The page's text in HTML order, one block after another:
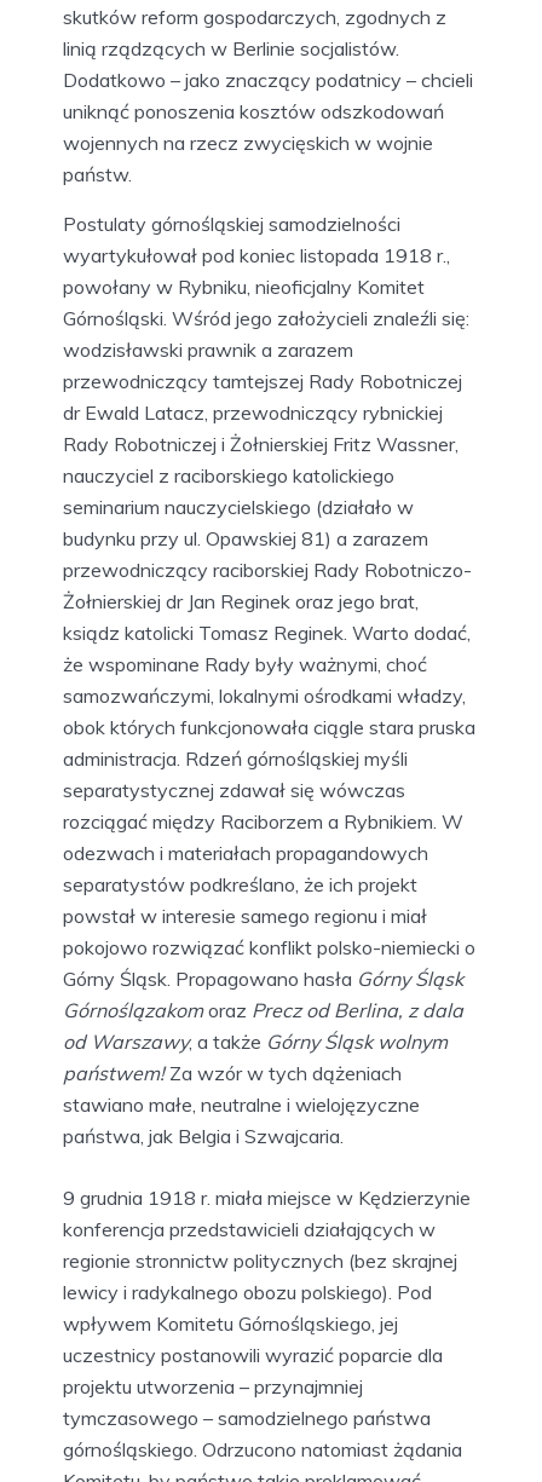
skutków reform gospodarczych, zgodnych z
linią rządzących w Berlinie socjalistów.
Dodatkowo – jako znaczący podatnicy – chcieli
uniknąć ponoszenia kosztów odszkodowań
wojennych na rzecz zwycięskich w wojnie
państw.
Postulaty górnośląskiej samodzielności
wyartykułował pod koniec listopada 1918 r.,
powołany w Rybniku, nieoficjalny Komitet
Górnośląski. Wśród jego założycieli znaleźli się:
wodzisławski prawnik a zarazem
przewodniczący tamtejszej Rady Robotniczej
dr Ewald Latacz, przewodniczący rybnickiej
Rady Robotniczej i Żołnierskiej Fritz Wassner,
nauczyciel z raciborskiego katolickiego
seminarium nauczycielskiego (działało w
budynku przy ul. Opawskiej 81) a zarazem
przewodniczący raciborskiej Rady Robotniczo-
Żołnierskiej dr Jan Reginek oraz jego brat,
ksiądz katolicki Tomasz Reginek. Warto dodać,
że wspominane Rady były ważnymi, choć
samozwańczymi, lokalnymi ośrodkami władzy,
obok których funkcjonowała ciągle stara pruska
administracja. Rdzeń górnośląskiej myśli
separatystycznej zdawał się wówczas
rozciągać między Raciborzem a Rybnikiem. W
odezwach i materiałach propagandowych
separatystów podkreślano, że ich projekt
powstał w interesie samego regionu i miał
pokojowo rozwiązać konflikt polsko-niemiecki o
Górny Śląsk. Propagowano hasła Górny Śląsk
Górnoślązakomoraz Precz od Berlina, z dala
od Warszawy, a także Górny Śląsk wolnym
państwem!Za wzór w tych dążeniach
stawiano małe, neutralne i wielojęzyczne
państwa, jak Belgia i Szwajcaria.
9 grudnia 1918 r. miała miejsce w Kędzierzynie
konferencja przedstawicieli działających w
regionie stronnictw politycznych (bez skrajnej
lewicy i radykalnego obozu polskiego). Pod
wpływem Komitetu Górnośląskiego, jej
uczestnicy postanowili wyrazić poparcie dla
projektu utworzenia – przynajmniej
tymczasowego – samodzielnego państwa
górnośląskiego. Odrzucono natomiast żądania